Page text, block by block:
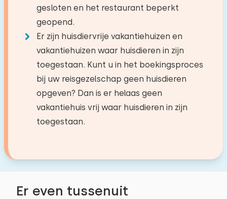
Er even tussenuit
gesloten en het restaurant beperkt
geopend.
Er zijn huisdiervrije vakantiehuizen en
vakantiehuizen waar huisdieren in zijn
toegestaan. Kunt u in het boekingsproces
bij uw reisgezelschap geen huisdieren
opgeven? Dan is er helaas geen
vakantiehuis vrij waar huisdieren in zijn
toegestaan.
Privé parkeerplaatsen: 1
Tuin
Terras
Tuinmeubilair
Parasol
Toegankelijkheid
Volledig op begane grond
Afmetingen: 80 x 200
Dekbed(den): Eenpersoons
omgeving
Kanoën
Paardrijden
Zeilen
Wandelen
Fietsen
Tennissen
Zwemmen
hebben we gekregen!
april 2022
7,7
Michelle Verrecas
Mooi huisje met alle comfort.